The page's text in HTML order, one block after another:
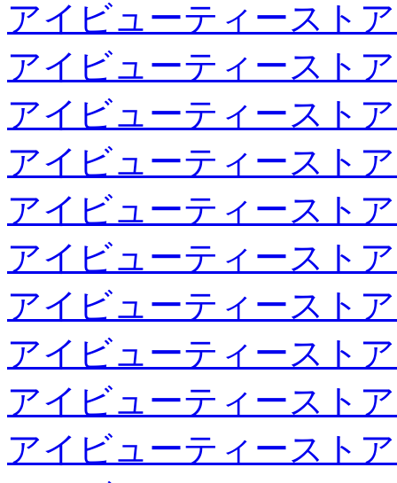
アイビューティースト
アイビューティースト
アイビューティースト
アイビューティースト
アイビューティースト
アイビューティースト
アイビューティースト
アイビューティースト
アイビューティースト
アイビューティースト